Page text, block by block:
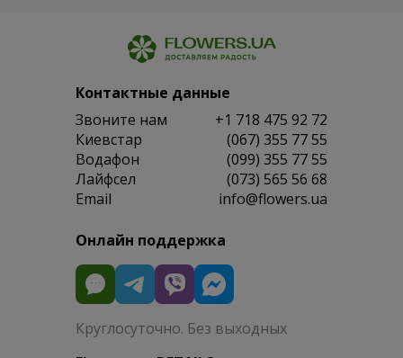
Контактные данные
Звоните нам
+1 718 475 92 72
Киевстар
(067) 355 77 55
Водафон
(099) 355 77 55
Лайфсел
(073) 565 56 68
Email
info@flowers.ua
Онлайн поддержка
Круглосуточно. Без выходных